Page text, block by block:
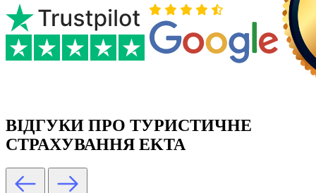
ВІДГУКИ ПРО ТУРИСТИЧНЕ
СТРАХУВАННЯ EKTA